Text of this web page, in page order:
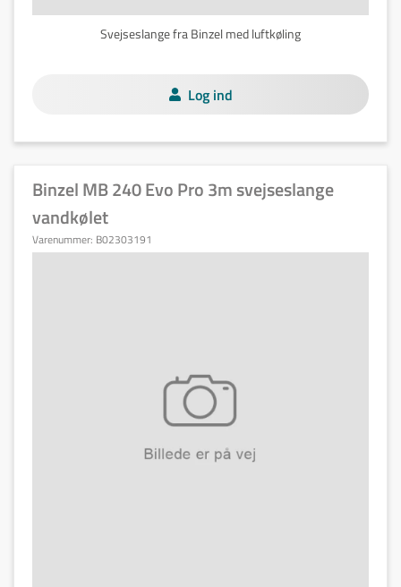
Svejseslange fra Binzel med luftkøling
Log ind
Binzel MB 240 Evo Pro 3m svejseslange
vandkølet
Varenummer: B02303191